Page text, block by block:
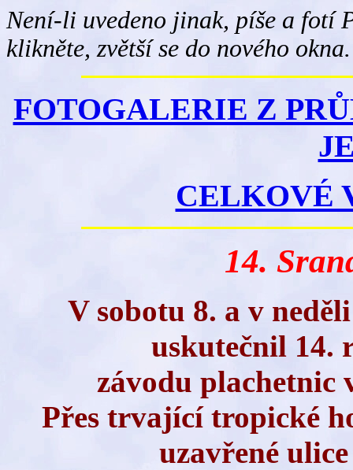
Není-li uvedeno jinak, píše a fotí
klikněte, zvětší se do nového okna.
FOTOGALERIE Z
CELKOVÉ
14.
V sobotu 8. a v
uskutečnil 14.
závodu plachetnic
Přes trvající tropické
uzavřené